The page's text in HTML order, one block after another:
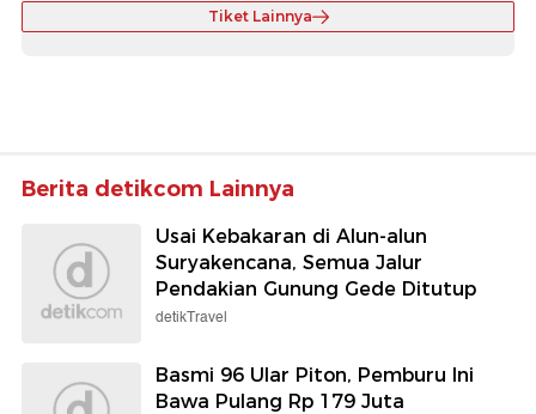
Tiket Lainnya
Berita detikcom Lainnya
Usai Kebakaran di Alun-alun
Suryakencana, Semua Jalur
Pendakian Gunung Gede Ditutup
detikTravel
Basmi 96 Ular Piton, Pemburu Ini
Bawa Pulang Rp 179 Juta